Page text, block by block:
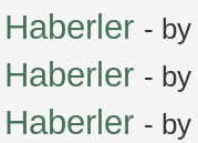
- by
- by
- by